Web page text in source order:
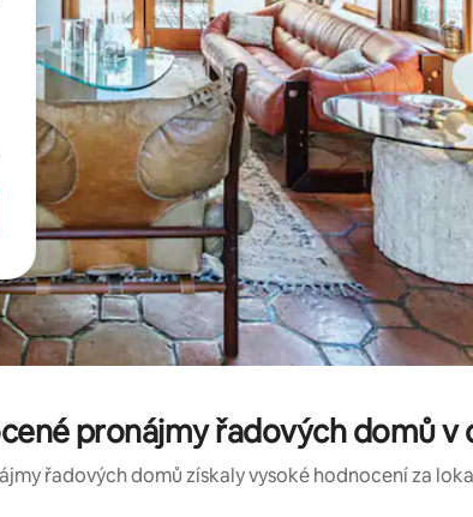
pronájmy řadových domů v
řadových domů získaly vysoké hodnocení za